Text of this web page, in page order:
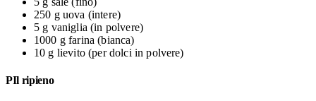
250 g uova (intere)
5 g vaniglia (in polvere)
1000 gfarina (bianca)
10 g lievito (per dolci in polvere)
PIl ripieno